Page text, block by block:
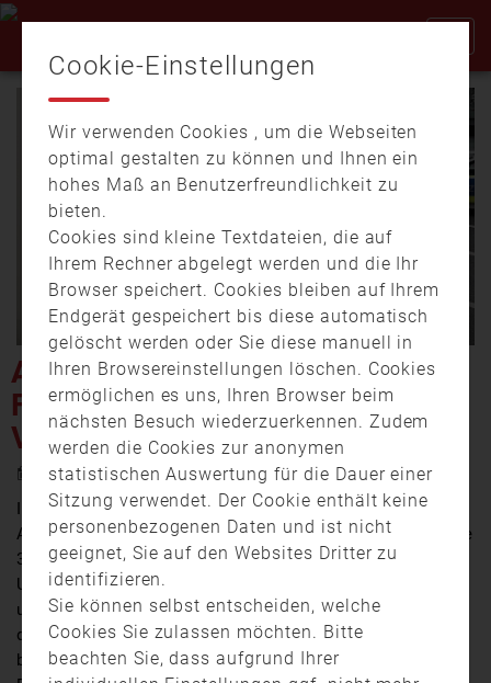
Video
AUTO ÜBERSCHLÄGT SICH –
FRAU UND KLEINKIND
VERLETZT
11. November 2025 18:00
In Aschaffenburg hat sich am Montagnachmittag in der
Auhofstraße ein schwerer Verkehrsunfall ereignet. Eine
31-jährige Skoda-Fahrerin kam aus noch ungeklärter
Ursache von der Fahrbahn ab, rammte eine Hauswand
und einen Stromkasten. Anschließend überschlug sich
das Auto und blieb auf dem Dach liegen . Ersthelfer
befreiten die Frau und ihr Kleinkind noch vor dem
Cookie-Einstellungen
Wir verwenden Cookies , um die Webseiten
optimal gestalten zu können und Ihnen ein
hohes Maß an Benutzerfreundlichkeit zu
bieten.
Cookies sind kleine Textdateien, die auf
Ihrem Rechner abgelegt werden und die Ihr
Browser speichert. Cookies bleiben auf Ihrem
Endgerät gespeichert bis diese automatisch
gelöscht werden oder Sie diese manuell in
Ihren Browsereinstellungen löschen. Cookies
ermöglichen es uns, Ihren Browser beim
nächsten Besuch wiederzuerkennen. Zudem
werden die Cookies zur anonymen
statistischen Auswertung für die Dauer einer
Sitzung verwendet. Der Cookie enthält keine
personenbezogenen Daten und ist nicht
geeignet, Sie auf den Websites Dritter zu
identifizieren.
Sie können selbst entscheiden, welche
Cookies Sie zulassen möchten. Bitte
beachten Sie, dass aufgrund Ihrer